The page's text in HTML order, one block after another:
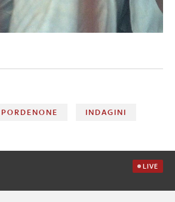
PORDENONE INDAGINI
LIVE